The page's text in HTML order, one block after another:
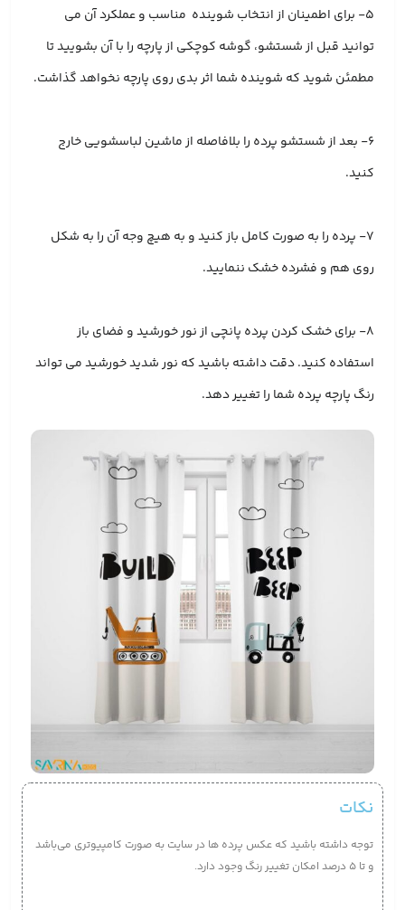
۵- برای اطمینان از انتخاب شوینده مناسب و عملکرد آن می
توانید قبل از شستشو، گوشه کوچکی از پارچه را با آن بشویید تا
مطمئن شوید که شوینده شما اثر بدی روی پارچه نخواهد گذاشت.
6- بعد از شستشو پرده را بلافاصله از ماشین لباسشویی خارج
کنید.
۷- پرده را به صورت کامل باز کنید و به هیچ وجه آن را به شکل
روی هم و فشرده خشک ننمایید.
۸- برای خشک کردن پرده پانچی از نور خورشید و فضای باز
استفاده کنید. دقت داشته باشید که نور شدید خورشید می تواند
رنگ پارچه پرده شما را تغییر دهد.
نکات
توجه داشته باشید که عکس پرده ها در سایت به صورت کامپیوتری می‌‌باشد
و تا 5 درصد امکان تغییر رنگ وجود دارد.